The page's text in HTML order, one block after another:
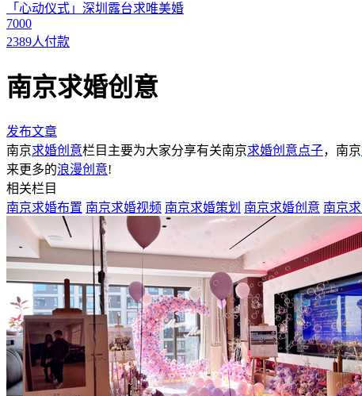
「心动仪式」深圳露台求唯美婚
7000
2389人付款
南京求婚创意
发布文章
南京求婚创意栏目主要为大家分享有关南京求婚创意点子，南京
来更多的浪漫创意!
相关栏目
南京求婚布置 南京求婚视频 南京求婚策划 南京求婚创意 南京